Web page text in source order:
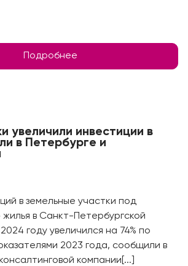
Подробнее
увеличили инвестиции в
в Петербурге и
в земельные участки под
жилья в Санкт-Петербургской
году увеличился на 74% по
2023 года, сообщили в
компании[...]